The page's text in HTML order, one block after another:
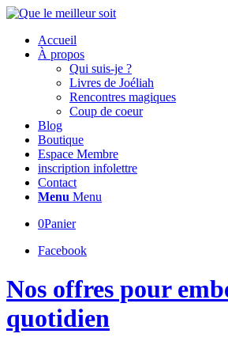
Accueil
À propos
Qui suis-je ?
Livres de Joéliah
Rencontres magiques
Coup de coeur
Blog
Boutique
Espace Membre
inscription infolettre
Contact
Menu Menu
0Panier
Facebook
Nos offres pour
quotidien